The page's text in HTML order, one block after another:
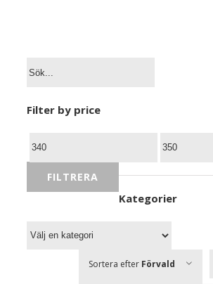
Filter by price
Min
Max
FILTRERA
Kategorier
Sortera efter Förvald